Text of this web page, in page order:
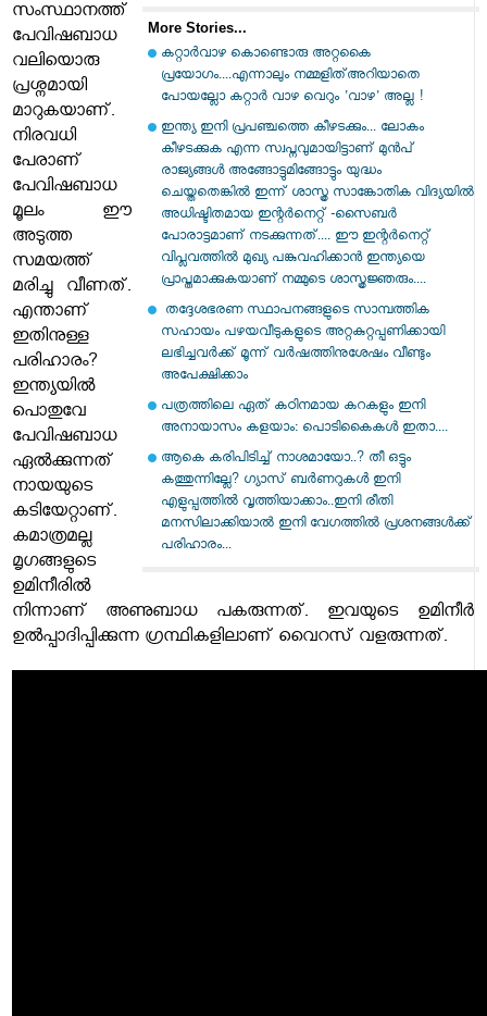
More Stories...
കറ്റാര്‍വാഴ കൊണ്ടൊരു അറ്റകൈ
പ്രയോഗം....എന്നാലും നമ്മളിത്അറിയാതെ
പോയല്ലോ കറ്റാർ വാഴ വെറും 'വാഴ' അല്ല !
ഇന്ത്യ ഇനി പ്രപഞ്ചത്തെ കീഴടക്കും... ലോകം
കീഴടക്കുക എന്ന സ്വപ്നവുമായിട്ടാണ് മുൻപ്
രാജ്യങ്ങൾ അങ്ങോട്ടുമിങ്ങോട്ടും യുദ്ധം
ചെയ്തതെങ്കിൽ ഇന്ന് ശാസ്ത്ര സാങ്കോതിക വിദ്യയിൽ
അധിഷ്ടിതമായ ഇന്റർനെറ്റ് -സൈബർ
പോരാട്ടമാണ് നടക്കുന്നത്.... ഈ ഇന്റർനെറ്റ്
വിപ്ലവത്തിൽ മുഖ്യ പങ്കുവഹിക്കാൻ ഇന്ത്യയെ
പ്രാപ്തമാക്കുകയാണ് നമ്മുടെ ശാസ്ത്രജ്ഞരും....
തദ്ദേശഭരണ സ്ഥാപനങ്ങളുടെ സാമ്പത്തിക
സഹായം പഴയവീടുകളുടെ അറ്റകുറ്റപ്പണിക്കായി
ലഭിച്ചവര്‍ക്ക് മൂന്ന് വര്‍ഷത്തിനുശേഷം വീണ്ടും
അപേക്ഷിക്കാം
പത്രത്തിലെ ഏത് കഠിനമായ കറകളും ഇനി
അനായാസം കളയാം: പൊടികൈകൾ ഇതാ....
ആകെ കരിപിടിച്ച് നാശമായോ..? തീ ഒട്ടും
കത്തുന്നില്ലേ? ഗ്യാസ് ബര്‍ണറുകള്‍ ഇനി
എളുപ്പത്തില്‍ വൃത്തിയാക്കാം..ഇനി രീതി
മനസിലാക്കിയാൽ ഇനി വേഗത്തിൽ പ്രശനങ്ങൾക്ക്
പരിഹാരം...
സംസ്ഥാനത്ത്
പേവിഷബാധ
വലിയൊരു
പ്രശ്നമായി
മാറുകയാണ്.
നിരവധി
പേരാണ്
പേവിഷബാധ
മൂലം ഈ
അടുത്ത
സമയത്ത്
മരിച്ചു വീണത്.
എന്താണ്
ഇതിനുള്ള
പരിഹാരം?
ഇന്ത്യയിൽ
പൊതുവേ
പേവിഷബാധ
ഏൽക്കുന്നത്
നായയുടെ
കടിയേറ്റാണ്.
കമാത്രമല്ല
മൃഗങ്ങളുടെ
ഉമിനീരിൽ
നിന്നാണ് അണുബാധ പകരുന്നത്. ഇവയുടെ ഉമിനീർ
ഉൽപ്പാദിപ്പിക്കുന്ന ഗ്രന്ഥികളിലാണ് വൈറസ് വളരുന്നത്.